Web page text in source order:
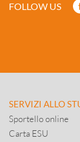
FOLLOW US
SERVIZI ALLO
Sportello online
Carta ESU